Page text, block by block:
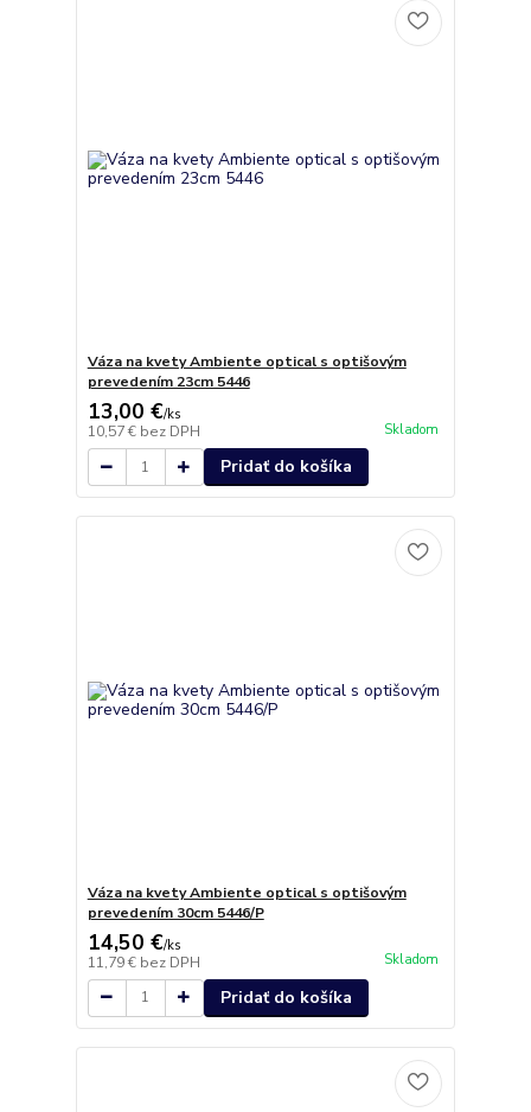
Váza na kvety Ambiente optical s optišovým
prevedením 23cm 5446
13,00 €/ks
10,57 € bez DPH Skladom
Pridať do košíka
Váza na kvety Ambiente optical s optišovým
prevedením 30cm 5446/P
14,50 €/ks
11,79 € bez DPH Skladom
Pridať do košíka